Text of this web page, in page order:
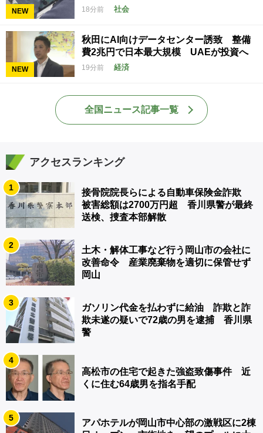
NEW 18分前 社会
NEW
秋田にAI向けデータセンター誘致 整備
費2兆円で日本最大規模 UAEが投資へ
19分前 経済
全国ニュース記事一覧
アクセスランキング
1
接骨院院長らによる自動車保険金詐欺
被害総額は2700万円超 香川県警が最終
送検、捜査本部解散
2
土木・解体工事など行う岡山市の会社に
改善命令 産業廃棄物を適切に保管せず
岡山
3
ガソリン代金を払わずに給油 詐欺と詐
欺未遂の疑いで72歳の男を逮捕 香川県
警
4
高松市の住宅で起きた強盗致傷事件 近
くに住む64歳男を指名手配
5
アパホテルが岡山市中心部の激戦区に2棟